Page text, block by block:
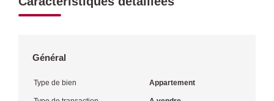
Général
Type de bien Appartement